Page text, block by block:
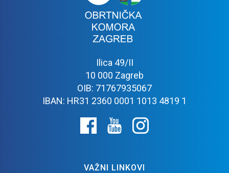
Ilica 49/II
10 000 Zagreb
OIB: 71767935067
IBAN: HR31 2360 0001 1013 4819 1
VAŽNI LINKOVI